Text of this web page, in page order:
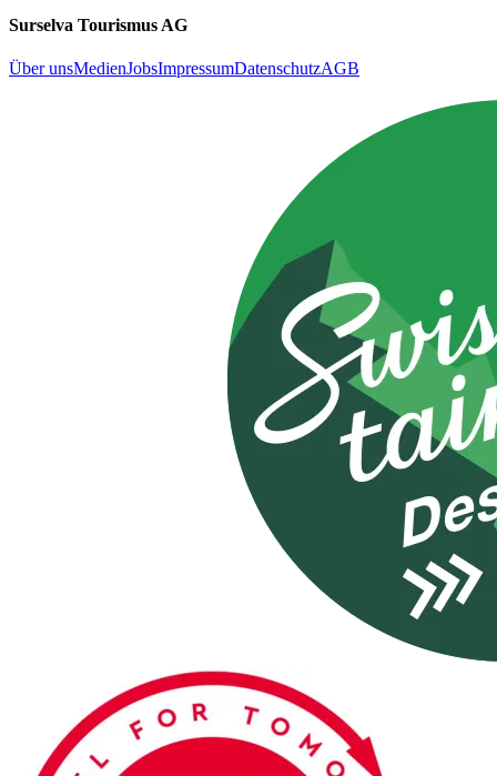
Surselva Tourismus AG
Über unsMedienJobsImpressumDatenschutzAGB